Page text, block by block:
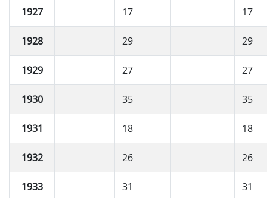
1927 17 17
1928 29 29
1929 27 27
1930 35 35
1931 18 18
1932 26 26
1933 31 31